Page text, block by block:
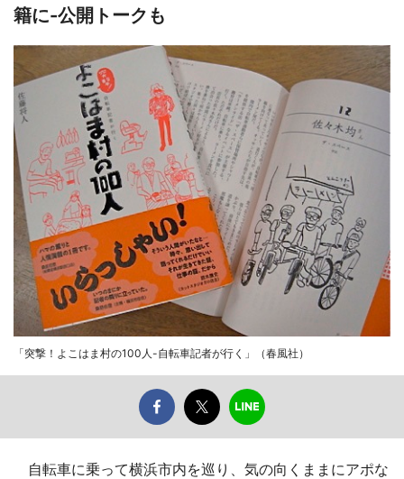
籍に-公開トークも
「突撃！よこはま村の100人-自転車記者が行く」（春風社）
自転車に乗って横浜市内を巡り、気の向くままにアポな